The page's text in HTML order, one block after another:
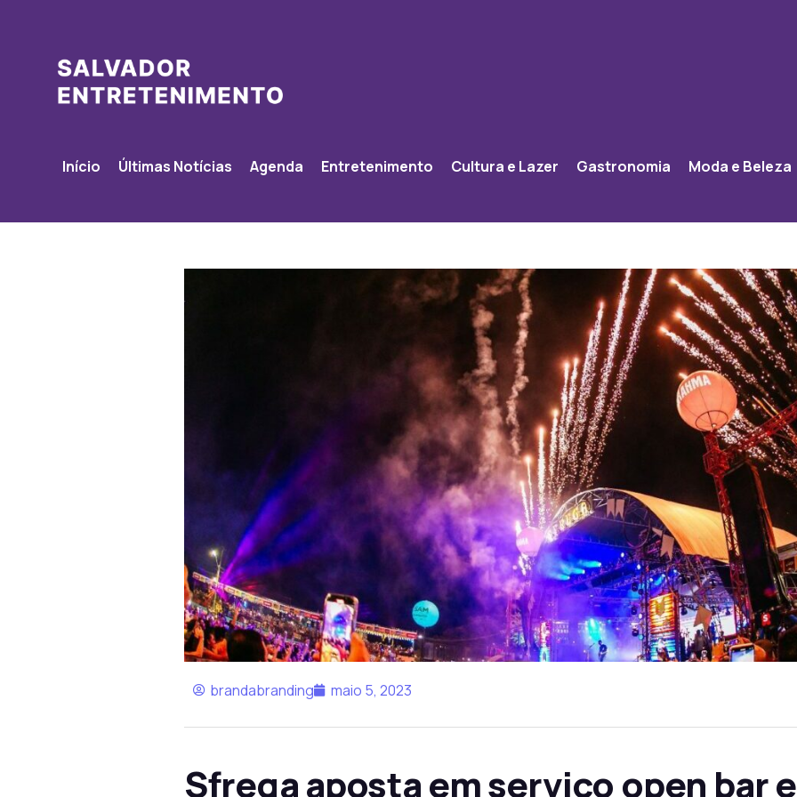
Início Últimas Notícias Agenda Entretenimento Cultura e Lazer Gastronomia Moda e Beleza
brandabranding maio 5, 2023
Sfrega aposta em serviço open bar